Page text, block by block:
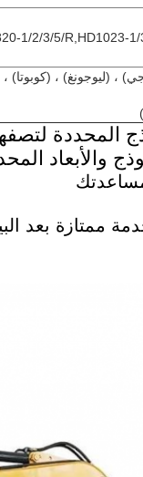
1/2/3/5/R,HD1023-
(ليوجونغ) ، (كوبوتا) ،
المحددة
والأبعاد
ممتازة بعد